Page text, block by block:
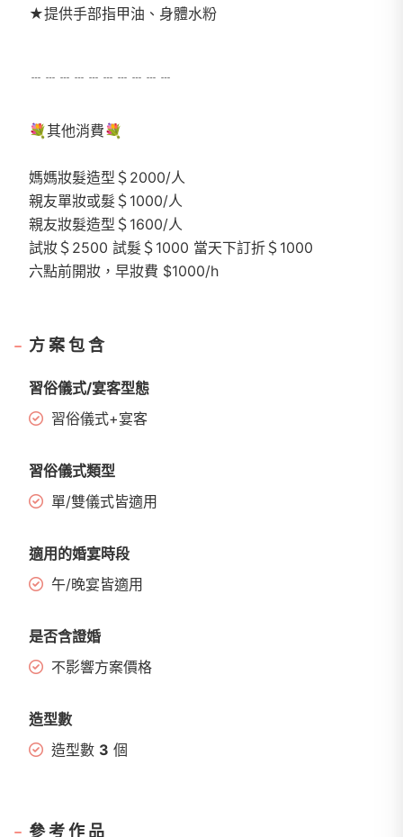
★提供手部指甲油、身體水粉
﹉﹉﹉﹉﹉﹉﹉﹉﹉﹉
💐其他消費💐
媽媽妝髮造型＄2000/人
親友單妝或髮＄1000/人
親友妝髮造型＄1600/人
試妝＄2500 試髮＄1000 當天下訂折＄1000
六點前開妝，早妝費 $1000/h
方案包含
習俗儀式/宴客型態
習俗儀式+宴客
習俗儀式類型
單/雙儀式皆適用
適用的婚宴時段
午/晚宴皆適用
是否含證婚
不影響方案價格
造型數
造型數 3 個
參考作品